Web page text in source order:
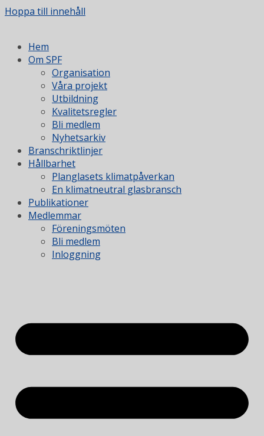
Hoppa till innehåll
Hem
Om SPF
Organisation
Våra projekt
Utbildning
Kvalitetsregler
Bli medlem
Nyhetsarkiv
Branschriktlinjer
Hållbarhet
Planglasets klimatpåverkan
En klimatneutral glasbransch
Publikationer
Medlemmar
Föreningsmöten
Bli medlem
Inloggning